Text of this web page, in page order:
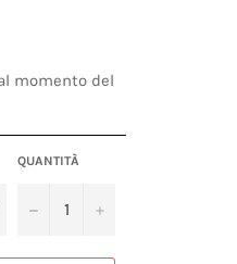
momento del
QUANTITÀ
− +